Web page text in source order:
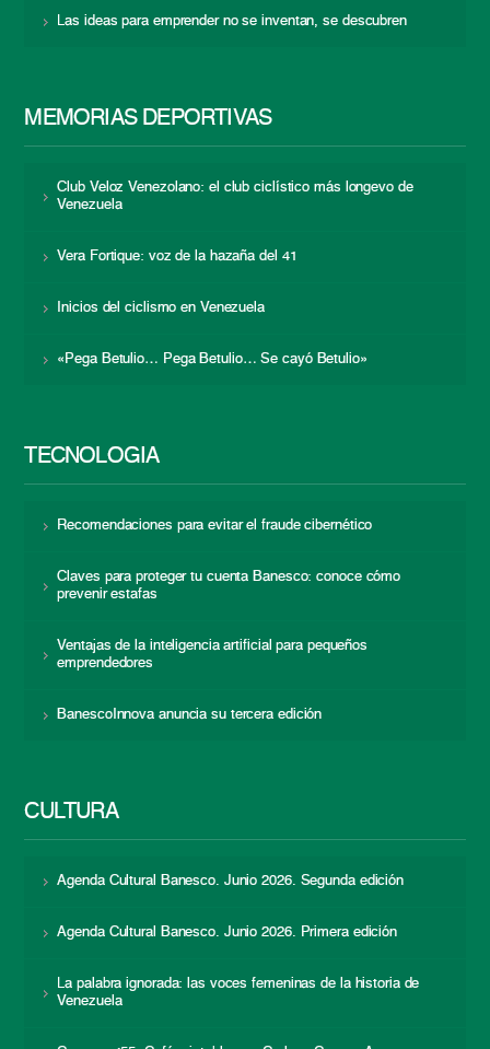
Las ideas para emprender no se inventan, se descubren
MEMORIAS DEPORTIVAS
Club Veloz Venezolano: el club ciclístico más longevo de
Venezuela
Vera Fortique: voz de la hazaña del 41
Inicios del ciclismo en Venezuela
«Pega Betulio… Pega Betulio… Se cayó Betulio»
TECNOLOGÍA
Recomendaciones para evitar el fraude cibernético
Claves para proteger tu cuenta Banesco: conoce cómo
prevenir estafas
Ventajas de la inteligencia artificial para pequeños
emprendedores
BanescoInnova anuncia su tercera edición
CULTURA
Agenda Cultural Banesco. Junio 2026. Segunda edición
Agenda Cultural Banesco. Junio 2026. Primera edición
La palabra ignorada: las voces femeninas de la historia de
Venezuela